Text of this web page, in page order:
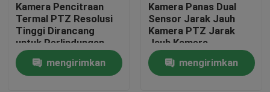
Rumah
Produk
Kamera Pencitraan
Termal PTZ Resolusi
Tinggi Dirancang
untuk Perlindungan
Infrastruktur Kritis
dan Pemantauan
Proses Industri
mengirimkan
Kamera Panas Dual
Sensor Jarak Jauh
Kamera PTZ Jarak
Jauh Kamera
Keamanan
mengirimkan